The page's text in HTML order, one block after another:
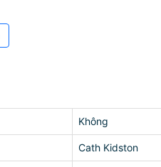
Không
Cath Kidston